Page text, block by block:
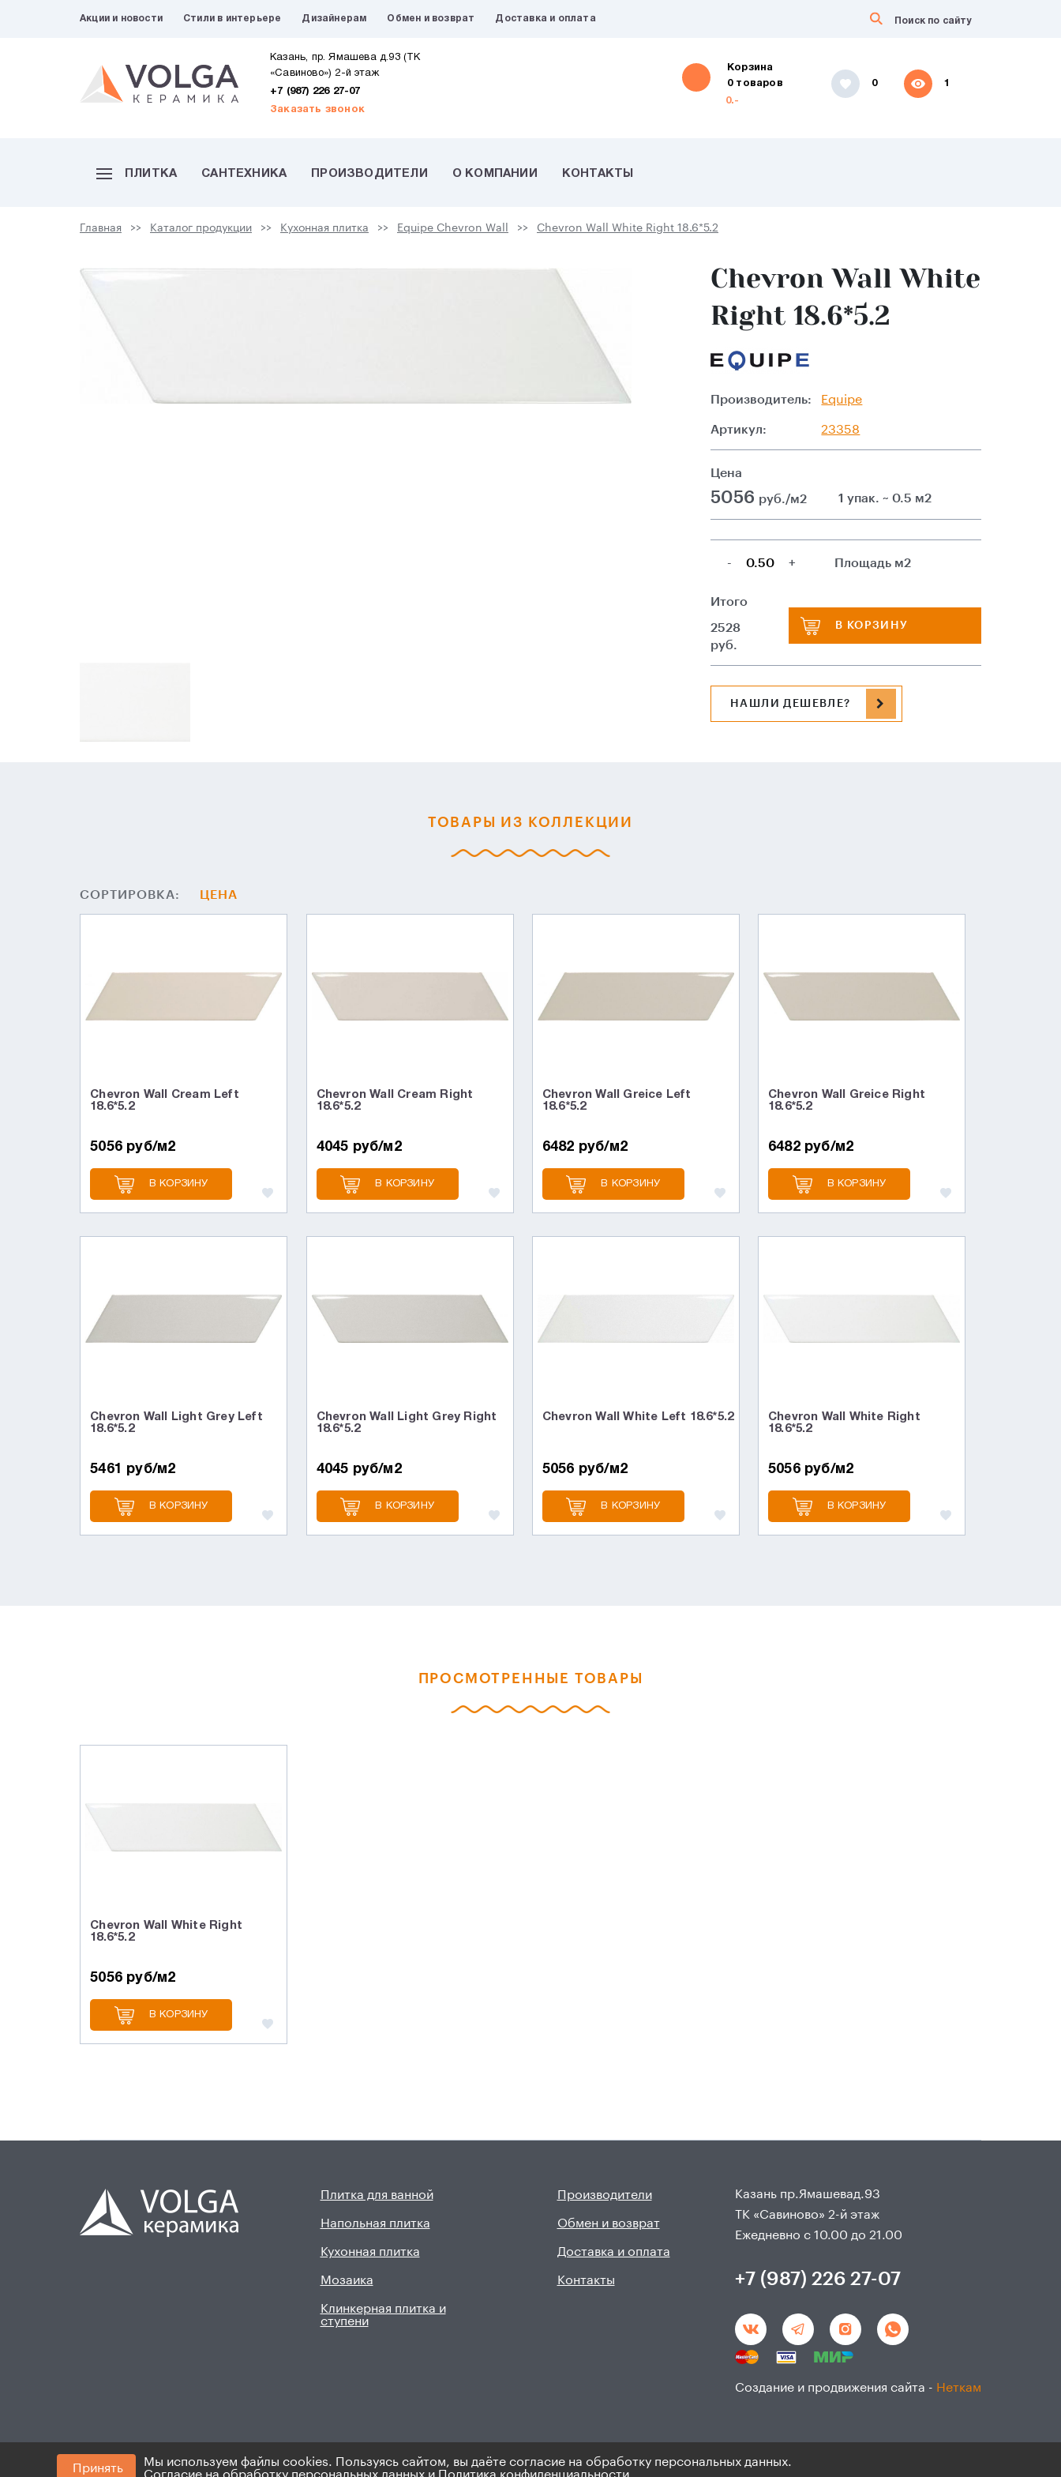
Акции и новости Стили в интерьере Дизайнерам Обмен и возврат Доставка и оплата
Казань, пр. Ямашева д.93 (ТК
«Савиново») 2-й этаж
+7 (987) 226 27-07
Заказать звонок
Корзина
0 товаров
0.-
0 1
ПЛИТКА САНТЕХНИКА ПРОИЗВОДИТЕЛИ О КОМПАНИИ КОНТАКТЫ
Главная Каталог продукции Кухонная плитка Equipe Chevron Wall Chevron Wall White Right 18.6*5.2
Chevron Wall White
Right 18.6*5.2
Производитель: Equipe
Артикул: 23358
Цена
5056 руб./м2 1 упак. ~ 0.5 м2
- + Площадь м2
Итого
2528
руб.
В КОРЗИНУ
НАШЛИ ДЕШЕВЛЕ?
ТОВАРЫ ИЗ КОЛЛЕКЦИИ
СОРТИРОВКА: ЦЕНА
Chevron Wall Cream Left
18.6*5.2
5056 руб/м2
В КОРЗИНУ
Chevron Wall Cream Right
18.6*5.2
4045 руб/м2
В КОРЗИНУ
Chevron Wall Greice Left
18.6*5.2
6482 руб/м2
В КОРЗИНУ
Chevron Wall Greice Right
18.6*5.2
6482 руб/м2
В КОРЗИНУ
Chevron Wall Light Grey Left
18.6*5.2
5461 руб/м2
В КОРЗИНУ
Chevron Wall Light Grey Right
18.6*5.2
4045 руб/м2
В КОРЗИНУ
Chevron Wall White Left 18.6*5.2
5056 руб/м2
В КОРЗИНУ
Chevron Wall White Right
18.6*5.2
5056 руб/м2
В КОРЗИНУ
ПРОСМОТРЕННЫЕ ТОВАРЫ
Chevron Wall White Right
18.6*5.2
5056 руб/м2
В КОРЗИНУ
Плитка для ванной
Напольная плитка
Кухонная плитка
Мозаика
Клинкерная плитка и
ступени
Производители
Обмен и возврат
Доставка и оплата
Контакты
Казань пр.Ямашевад.93
ТК «Савиново» 2-й этаж
Ежедневно с 10.00 до 21.00
+7 (987) 226 27-07
Создание и продвижения сайта - Неткам
© 2008 - 2026. ИП Хадыев Р.И.(ИНН 166010471459). Не является публичной офертой.Политика по персональным данным и согласие на ихобработку
Принять
Мы используем файлы cookies. Пользуясь сайтом, вы даёте согласие на обработку персональных данных.
Согласие на обработку персональных данных и Политика конфиденциальности.